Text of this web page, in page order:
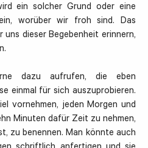
ein solcher Grund oder eine
worüber wir froh sind. Das
uns dieser Begebenheit erinnern,
dazu aufrufen, die eben
einmal für sich auszuprobieren.
vornehmen, jeden Morgen und
Minuten dafür Zeit zu nehmen,
zu benennen. Man könnte auch